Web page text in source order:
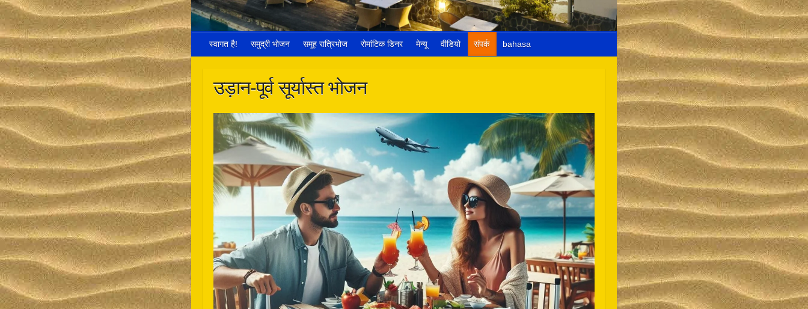
स्वागत है! समुद्री भोजन समूह रात्रिभोज रोमांटिक डिनर मेन्यू वीडियो संपर्क bahasa
उड़ान-पूर्व सूर्यास्त भोजन